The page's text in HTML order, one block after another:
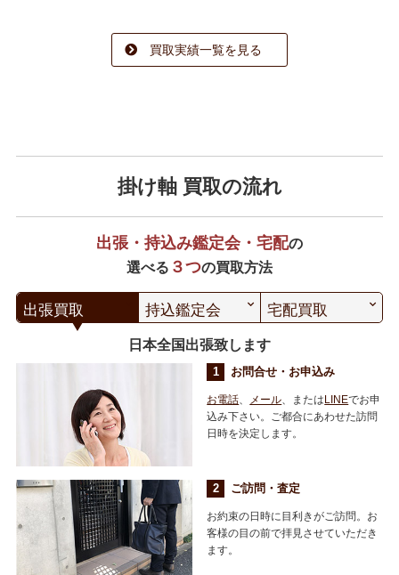
買取実績一覧を見る
掛け軸 買取の流れ
出張・持込み鑑定会・宅配の
選べる ３つの買取方法
出張買取 持込鑑定会 宅配買取
日本全国出張致します
お問合せ・お申込み
お電話、 メール、または LINEでお申
込み下さい。ご都合にあわせた訪問
日時を決定します。
ご訪問・査定
お約束の日時に目利きがご訪問。お
客様の目の前で拝見させていただき
ます。